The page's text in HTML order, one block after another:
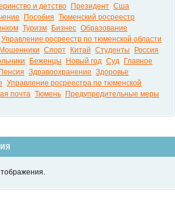
и детство Президент Сша
Пособия Тюменский росреестр
Туризм Бизнес Образование
Управление росреестр по тюменской области
Мошенники Спорт Китай Студенты
Россия
Беженцы Новый год Суд
Главное
Пенсия Здравоохранение Здоровье
Управление росреестра по тюменской
почта Тюмень
Предупредительные меры